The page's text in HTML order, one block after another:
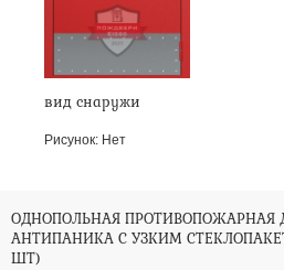
вид снаружи
Рисунок: Нет
ОДНОПОЛЬНАЯ ПРОТИВОПОЖАРНАЯ
АНТИПАНИКА С УЗКИМ
ШТ)